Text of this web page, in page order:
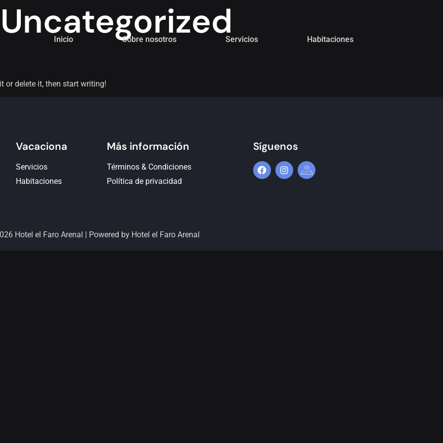
Inicio Sobre nosotros Servicios Habitaciones
Uncategorized
or delete it, then start writing!
Vacaciona
Servicios
Habitaciones
Más información
Términos & Condiciones
Política de privacidad
Síguenos
Hotel el Faro Arenal | Powered by Hotel el Faro Arenal